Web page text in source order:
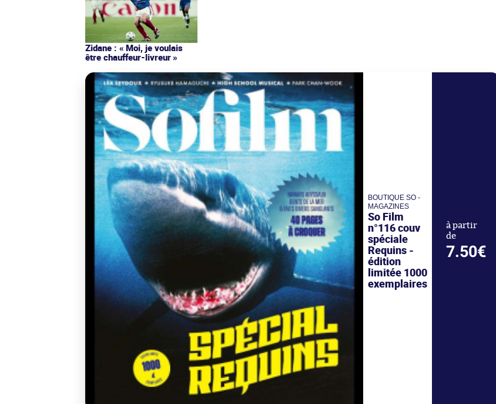
Zidane : « Moi, je voulais
être chauffeur-livreur »
BOUTIQUE SO -
MAGAZINES
So Film
n°116 couv
spéciale
Requins -
édition
limitée 1000
exemplaires
à partir
de
7.50€